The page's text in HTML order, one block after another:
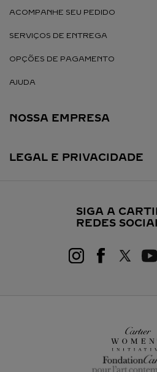
ACOMPANHE SEU PEDIDO
SERVIÇOS DE ENTREGA
OPÇÕES DE PAGAMENTO
AJUDA
NOSSA EMPRESA
LEGAL E PRIVACIDADE
SIGA A
REDES